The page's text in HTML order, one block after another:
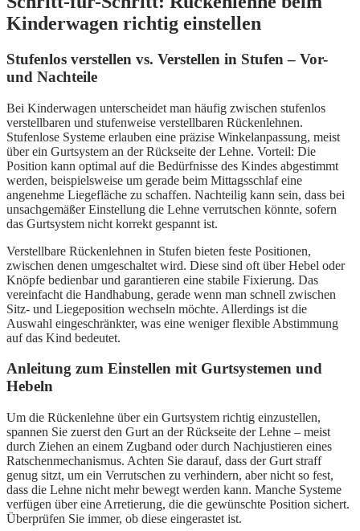
Kinderwagen richtig einstellen
Stufenlos verstellen vs. Verstellen in Stufen – Vor-
und Nachteile
Bei Kinderwagen unterscheidet man häufig zwischen stufenlos
verstellbaren und stufenweise verstellbaren Rückenlehnen.
Stufenlose Systeme erlauben eine präzise Winkelanpassung, meist
über ein Gurtsystem an der Rückseite der Lehne. Vorteil: Die
Position kann optimal auf die Bedürfnisse des Kindes abgestimmt
werden, beispielsweise um gerade beim Mittagsschlaf eine
angenehme Liegefläche zu schaffen. Nachteilig kann sein, dass bei
unsachgemäßer Einstellung die Lehne verrutschen könnte, sofern
das Gurtsystem nicht korrekt gespannt ist.
Verstellbare Rückenlehnen in Stufen bieten feste Positionen,
zwischen denen umgeschaltet wird. Diese sind oft über Hebel oder
Knöpfe bedienbar und garantieren eine stabile Fixierung. Das
vereinfacht die Handhabung, gerade wenn man schnell zwischen
Sitz- und Liegeposition wechseln möchte. Allerdings ist die
Auswahl eingeschränkter, was eine weniger flexible Abstimmung
auf das Kind bedeutet.
Anleitung zum Einstellen mit Gurtsystemen und
Hebeln
Um die Rückenlehne über ein Gurtsystem richtig einzustellen,
spannen Sie zuerst den Gurt an der Rückseite der Lehne – meist
durch Ziehen an einem Zugband oder durch Nachjustieren eines
Ratschenmechanismus. Achten Sie darauf, dass der Gurt straff
genug sitzt, um ein Verrutschen zu verhindern, aber nicht so fest,
dass die Lehne nicht mehr bewegt werden kann. Manche Systeme
verfügen über eine Arretierung, die die gewünschte Position sichert.
Überprüfen Sie immer, ob diese eingerastet ist.